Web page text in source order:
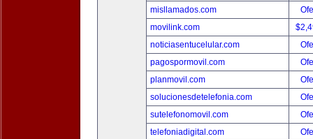
misllamados.com
movilink.com
noticiasentucelular.com
pagospormovil.com
planmovil.com
solucionesdetelefonia.com
sutelefonomovil.com
telefoniadigital.com